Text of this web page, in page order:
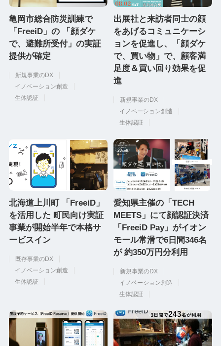
亀岡市総合防災訓練で
「FreeiD」の 「顔ダケ
で、避難所受付」の実証
提供が確定
新規事業のDX
イノベーション創造
生体認証
出展社と来訪者同士の顔
をあげるコミュニケーシ
ョンを促進し、「顔ダケ
で、買い物」で、顧客満
足度＆買い回り効果を促
進
新規事業のDX
イノベーション創造
生体認証
北海道上川町 「FreeiD」
を活用した 町民向け実証
事業が開始半年で本格サ
ービスイン
既存事業のDX
イノベーション創造
生体認証
愛知県主催の「TECH
MEETS」にて顔認証決済
「FreeiD Pay」がイオン
モール常滑で6日間346名
が 約350万円分利用
新規事業のDX
イノベーション創造
生体認証